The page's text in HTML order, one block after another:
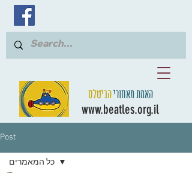
האמת מאחוריהביטלס
www.beatles.org.il
Post
כל המאמרים